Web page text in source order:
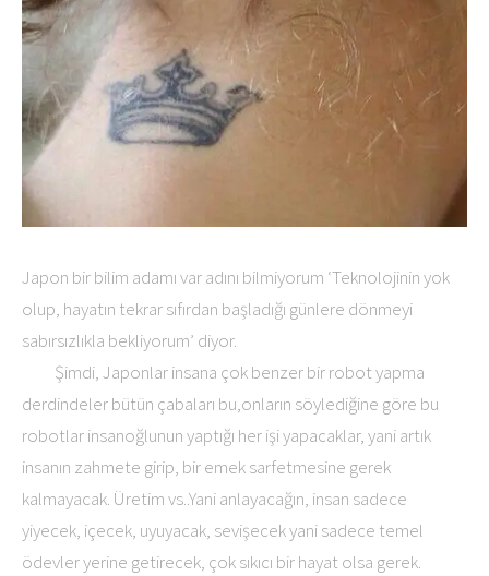
Japon bir bilim adamı var adını bilmiyorum ‘Teknolojinin yok
olup, hayatın tekrar sıfırdan başladığı günlere dönmeyi
sabırsızlıkla bekliyorum’ diyor.
Şimdi, Japonlar insana çok benzer bir robot yapma
derdindeler bütün çabaları bu,onların söylediğine göre bu
robotlar insanoğlunun yaptığı her işi yapacaklar, yani artık
insanın zahmete girip, bir emek sarfetmesine gerek
kalmayacak. Üretim vs..Yani anlayacağın, insan sadece
yiyecek, içecek, uyuyacak, sevişecek yani sadece temel
ödevler yerine getirecek, çok sıkıcı bir hayat olsa gerek.